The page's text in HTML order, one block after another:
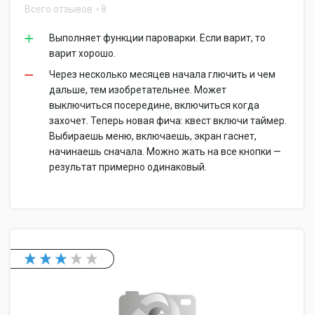
Всего отзывов 8
Выполняет функции пароварки. Если варит, то
варит хорошо.
Через несколько месяцев начала глючить и чем
дальше, тем изобретательнее. Может
выключиться посередине, включиться когда
захочет. Теперь новая фича: квест включи таймер.
Выбираешь меню, включаешь, экран гаснет,
начинаешь сначала. Можно жать на все кнопки —
результат примерно одинаковый.